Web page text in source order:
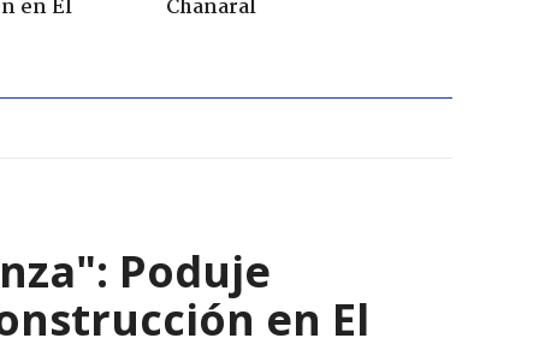
en El
Chañaral
Poduje
en El